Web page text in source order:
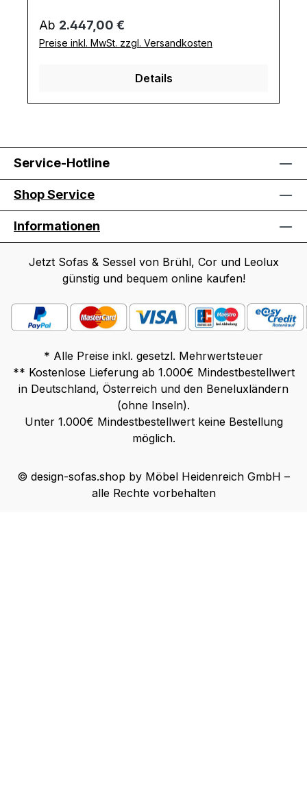
Ausgangsposition zurückdreht. Design-
Highlight sind die Umschläge an den
48 cm Sitzhöhe: 47 cm Armlehnenhöhe:
Regulärer Preis:
Ab 2.447,00 €
Preise inkl. MwSt. zzgl. Versandkosten
Details
Service-Hotline
Shop Service
Informationen
Jetzt Sofas & Sessel von Brühl, Cor und Leolux
günstig und bequem online kaufen!
* Alle Preise inkl. gesetzl. Mehrwertsteuer
** Kostenlose Lieferung ab 1.000€ Mindestbestellwert
in Deutschland, Österreich und den Beneluxländern
(ohne Inseln).
Unter 1.000€ Mindestbestellwert keine Bestellung
möglich.
© design-sofas.shop by Möbel Heidenreich GmbH –
alle Rechte vorbehalten